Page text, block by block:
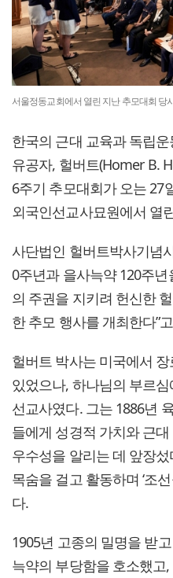
서울정동교회에서 열린 지난 추모대회
한국의 근대 교육과 독립
유공자, 헐버트(Homer B.
6주기 추모대회가 오는 27
외국인선교사묘원에서 열
사단법인 헐버트박사기념
0주년과 을사늑약 120주
의 주권을 지키려 헌신한
한 추모 행사를 개최한다”
헐버트 박사는 미국에서
있었으나, 하나님의 부르
선교사였다. 그는 1886년
들에게 성경적 가치와 근
우수성을 알리는 데 앞장
목숨을 걸고 활동하며 ‘조
다.
1905년 고종의 밀명을 받
늑약의 부당함을 호소했고